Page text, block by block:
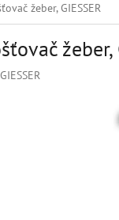
žeber, GIESSER
žeber,
GIESSER